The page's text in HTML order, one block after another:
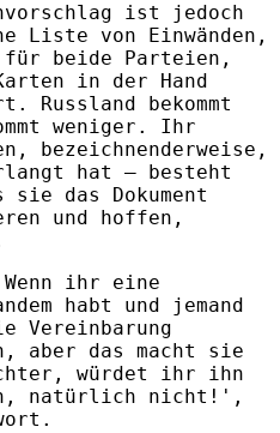
ist jedoch
Liste von Einwänden,
für beide Parteien,
in der Hand
Russland bekommt
weniger. Ihr
bezeichnenderweise,
hat – besteht
das Dokument
und hoffen,
ihr eine
habt und jemand
Vereinbarung
aber das macht sie
würdet ihr ihn
natürlich nicht!',